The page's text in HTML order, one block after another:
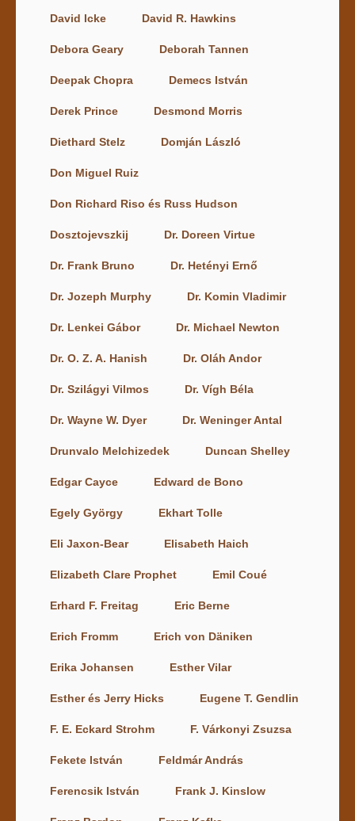
David Icke David R. Hawkins
Debora Geary Deborah Tannen
Deepak Chopra Demecs István
Derek Prince Desmond Morris
Diethard Stelz Domján László
Don Miguel Ruiz
Don Richard Riso és Russ Hudson
Dosztojevszkij Dr. Doreen Virtue
Dr. Frank Bruno Dr. Hetényi Ernő
Dr. Jozeph Murphy Dr. Komin Vladimir
Dr. Lenkei Gábor Dr. Michael Newton
Dr. O. Z. A. Hanish Dr. Oláh Andor
Dr. Szilágyi Vilmos Dr. Vígh Béla
Dr. Wayne W. Dyer Dr. Weninger Antal
Drunvalo Melchizedek Duncan Shelley
Edgar Cayce Edward de Bono
Egely György Ekhart Tolle
Eli Jaxon-Bear Elisabeth Haich
Elizabeth Clare Prophet Emil Coué
Erhard F. Freitag Eric Berne
Erich Fromm Erich von Däniken
Erika Johansen Esther Vilar
Esther és Jerry Hicks Eugene T. Gendlin
F. E. Eckard Strohm F. Várkonyi Zsuzsa
Fekete István Feldmár András
Ferencsik István Frank J. Kinslow